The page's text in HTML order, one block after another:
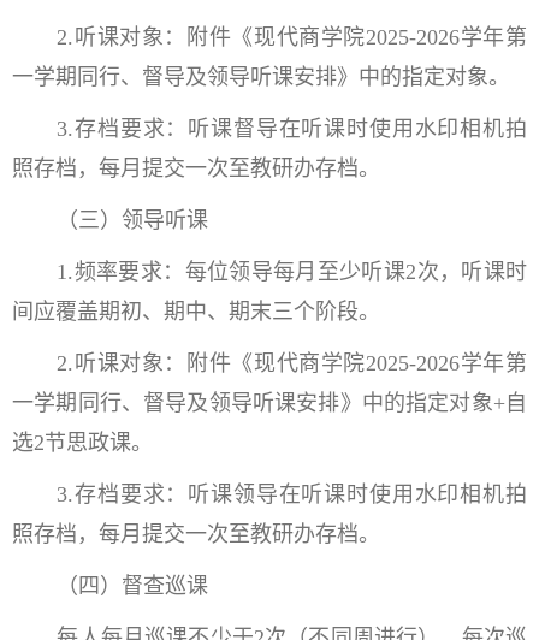
2.听课对象：附件《现代商学院2025-2026学年第
一学期同行、督导及领导听课安排》中的指定对象。
3.存档要求：听课督导在听课时使用水印相机拍
照存档，每月提交一次至教研办存档。
（三）领导听课
1.频率要求：每位领导每月至少听课2次，听课时
间应覆盖期初、期中、期末三个阶段。
2.听课对象：附件《现代商学院2025-2026学年第
一学期同行、督导及领导听课安排》中的指定对象+自
选2节思政课。
3.存档要求：听课领导在听课时使用水印相机拍
照存档，每月提交一次至教研办存档。
（四）督查巡课